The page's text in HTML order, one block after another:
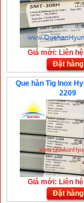
Giá mới: Liên
Đặt hàng
Que hàn Tig Inox
2209
Giá mới: Liên
Đặt hàng